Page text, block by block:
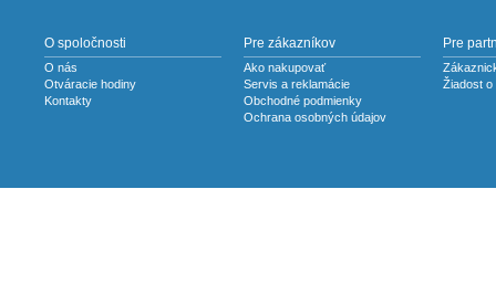
O spoločnosti
O nás
Otváracie hodiny
Kontakty
Pre zákazníkov
Ako nakupovať
Servis a reklamácie
Obchodné podmienky
Ochrana osobných údajov
Pre
Žiadost